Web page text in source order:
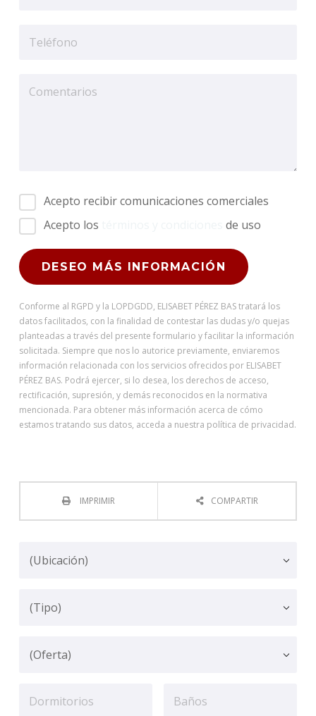
Acepto recibir comunicaciones comerciales
Acepto los
de uso
Conforme al RGPD y la LOPDGDD, ELISABET PÉREZ BAS tratará los
datos facilitados, con la finalidad de contestar las dudas y/o quejas
planteadas a través del presente formulario y facilitar la información
solicitada. Siempre que nos lo autorice previamente, enviaremos
información relacionada con los servicios ofrecidos por ELISABET
PÉREZ BAS. Podrá ejercer, si lo desea, los derechos de acceso,
rectificación, supresión, y demás reconocidos en la normativa
mencionada. Para obtener más información acerca de cómo
estamos tratando sus datos, acceda a nuestra política de privacidad.
IMPRIMIR COMPARTIR